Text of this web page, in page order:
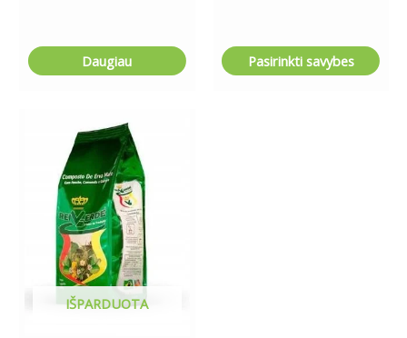
Daugiau Pasirinkti savybes
IŠPARDUOTA